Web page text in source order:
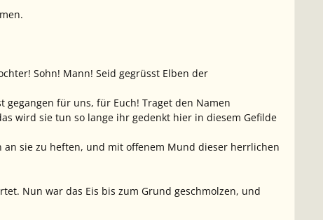
Sohn! Mann! Seid gegrüsst Elben der
gegangen für uns, für Euch! Traget den Namen
wird sie tun so lange ihr gedenkt hier in diesem Gefilde
sie zu heften, und mit offenem Mund dieser herrlichen
Nun war das Eis bis zum Grund geschmolzen, und